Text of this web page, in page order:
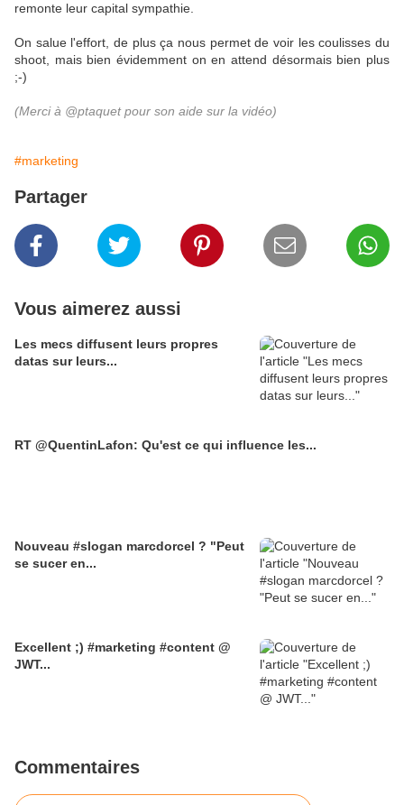
remonte leur capital sympathie.
On salue l'effort, de plus ça nous permet de voir les coulisses du
shoot, mais bien évidemment on en attend désormais bien plus
;-)
(Merci à @ptaquet pour son aide sur la vidéo)
#marketing
Partager
Vous aimerez aussi
Les mecs diffusent leurs propres
datas sur leurs...
RT @QuentinLafon: Qu'est ce qui influence les...
Nouveau #slogan marcdorcel ? "Peut
se sucer en...
Excellent ;) #marketing #content @
JWT...
Commentaires